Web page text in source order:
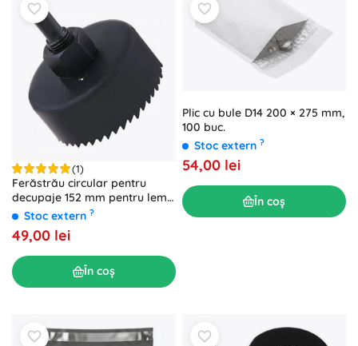
(1)
Ferăstrău circular pentru
decupaje 152 mm pentru lemn
și gips-carton FESTA
Stoc extern ?
49,00 lei
În coș
Plic cu bule D14 200 × 275 mm,
100 buc.
Stoc extern ?
54,00 lei
În coș